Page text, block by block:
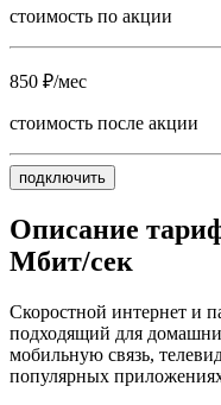
стоимость по акции
850 ₽/мес
стоимость после акции
подключить
Описание
Мбит/сек
Скоростной интернет и
подходящий для
мобильную связь,
популярных